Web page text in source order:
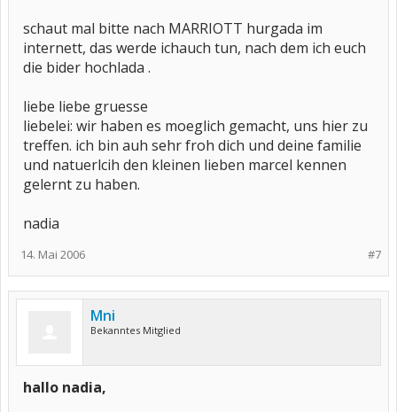
schaut mal bitte nach MARRIOTT hurgada im
internett, das werde ichauch tun, nach dem ich euch
die bider hochlada .
liebe liebe gruesse
liebelei: wir haben es moeglich gemacht, uns hier zu
treffen. ich bin auh sehr froh dich und deine familie
und natuerlcih den kleinen lieben marcel kennen
gelernt zu haben.
nadia
#7
14. Mai 2006
Mni
Bekanntes Mitglied
hallo nadia,